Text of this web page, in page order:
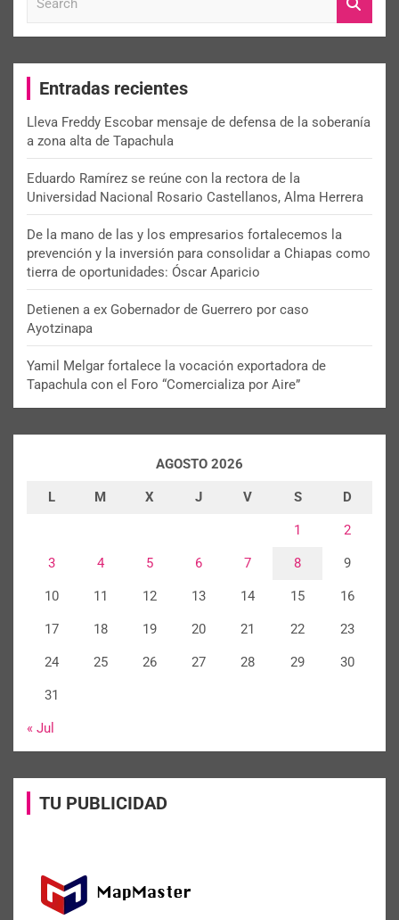
c
Entradas recientes
Lleva Freddy Escobar mensaje de defensa de la soberanía
a zona alta de Tapachula
Eduardo Ramírez se reúne con la rectora de la
Universidad Nacional Rosario Castellanos, Alma Herrera
De la mano de las y los empresarios fortalecemos la
prevención y la inversión para consolidar a Chiapas como
tierra de oportunidades: Óscar Aparicio
Detienen a ex Gobernador de Guerrero por caso
Ayotzinapa
Yamil Melgar fortalece la vocación exportadora de
Tapachula con el Foro “Comercializa por Aire”
AGOSTO 2026
L M X J V S D
1 2
3 4 5 6 7 8 9
10 11 12 13 14 15 16
17 18 19 20 21 22 23
24 25 26 27 28 29 30
31
« Jul
TU PUBLICIDAD